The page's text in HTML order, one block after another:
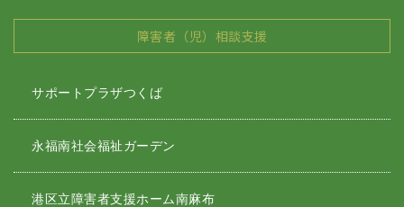
障害者（児）相談支援
サポートプラザつくば
永福南社会福祉ガーデン
港区立障害者支援ホーム南麻布